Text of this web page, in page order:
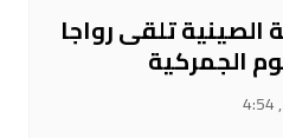
الصينية تلقى رواجا
الجمركية